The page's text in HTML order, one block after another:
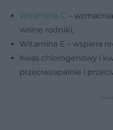
Witamina C –
wolne rodniki,
Witamina E – wspiera
Kwas chlorogenowy i
przeciwzapalnie i